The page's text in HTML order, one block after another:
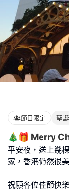
節日限定 聖
🎄🎁 Merry
平安夜，送上幾
家，香港仍然很
祝願各位佳節快